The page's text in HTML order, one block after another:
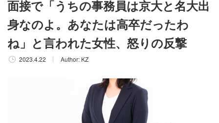
面接で「うちの事務員は京大と名大出
身なのよ。あなたは高卒だったわ
ね」と言われた女性、怒りの反撃
2023.4.22 Author: KZ